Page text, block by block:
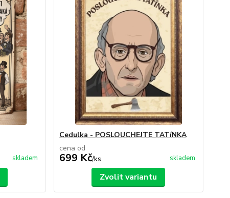
skladem
Cedulka - POSLOUCHEJTE TATíNKA
cena od
699 Kč/ks skladem
Zvolit variantu